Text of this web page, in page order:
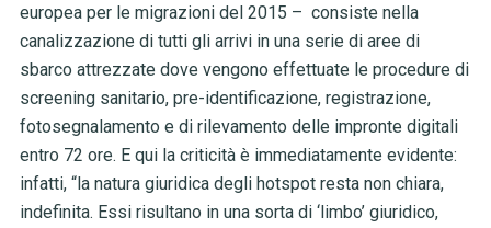
europea per le migrazioni del 2015 – consiste nella
canalizzazione di tutti gli arrivi in una serie di aree di
sbarco attrezzate dove vengono effettuate le procedure di
screening sanitario, pre-identificazione, registrazione,
fotosegnalamento e di rilevamento delle impronte digitali
entro 72 ore. E qui la criticità è immediatamente evidente:
infatti, “la natura giuridica degli hotspot resta non chiara,
indefinita. Essi risultano in una sorta di ‘limbo’ giuridico,